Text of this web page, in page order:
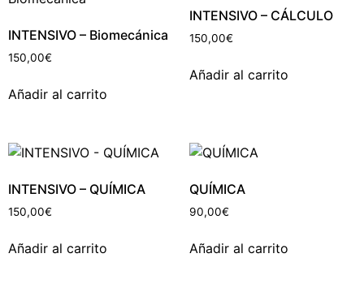
INTENSIVO – Biomecánica
150,00€
Añadir al carrito
INTENSIVO – CÁLCULO
150,00€
Añadir al carrito
INTENSIVO – QUÍMICA
150,00€
Añadir al carrito
QUÍMICA
90,00€
Añadir al carrito